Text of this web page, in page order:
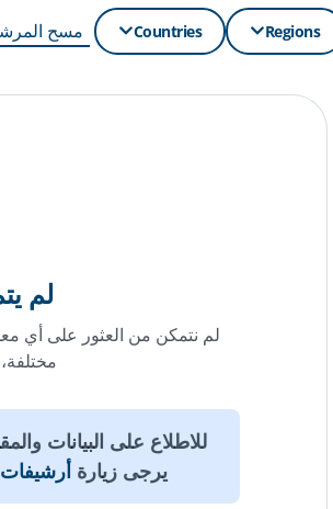
Regions
Countries مسح
لم
لم نتمكن من العثور على أي
يرجى زيارة